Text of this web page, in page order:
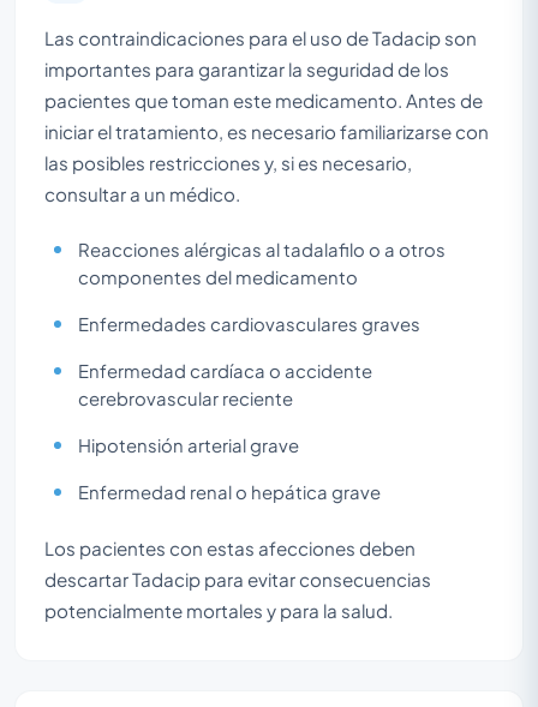
Las contraindicaciones para el uso de Tadacip son
importantes para garantizar la seguridad de los
pacientes que toman este medicamento. Antes de
iniciar el tratamiento, es necesario familiarizarse con
las posibles restricciones y, si es necesario,
consultar a un médico.
Reacciones alérgicas al tadalafilo o a otros
componentes del medicamento
Enfermedades cardiovasculares graves
Enfermedad cardíaca o accidente
cerebrovascular reciente
Hipotensión arterial grave
Enfermedad renal o hepática grave
Los pacientes con estas afecciones deben
descartar Tadacip para evitar consecuencias
potencialmente mortales y para la salud.